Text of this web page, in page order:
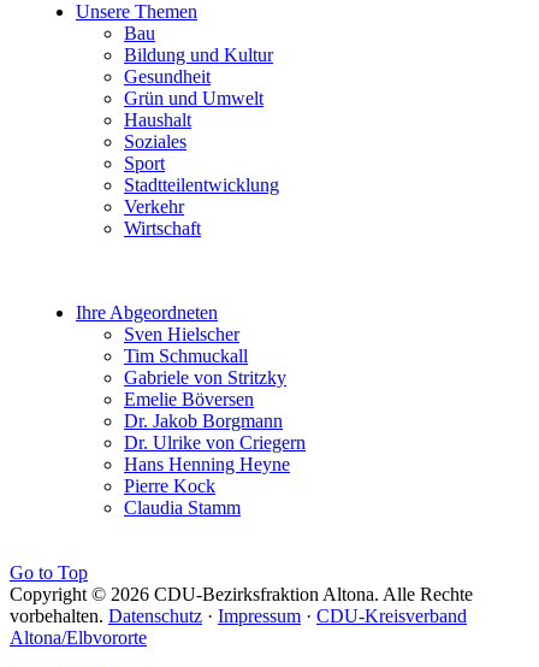
Unsere Themen
Bau
Bildung und Kultur
Gesundheit
Grün und Umwelt
Haushalt
Soziales
Sport
Stadtteilentwicklung
Verkehr
Wirtschaft
Ihre Abgeordneten
Sven Hielscher
Tim Schmuckall
Gabriele von Stritzky
Emelie Böversen
Dr. Jakob Borgmann
Dr. Ulrike von Criegern
Hans Henning Heyne
Pierre Kock
Claudia Stamm
Go to Top
Copyright © 2026 CDU-Bezirksfraktion Altona. Alle Rechte
vorbehalten. Datenschutz · Impressum · CDU-Kreisverband
Altona/Elbvororte